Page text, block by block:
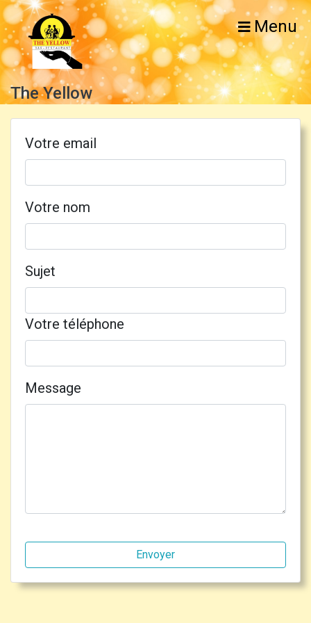
Menu
The Yellow
Votre email
Votre nom
Sujet
Votre téléphone
Message
Envoyer